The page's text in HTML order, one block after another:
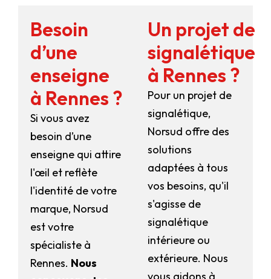
Besoin
d’une
enseigne
à Rennes ?
Si vous avez
besoin d’une
enseigne qui attire
l'œil et reflète
l'identité de votre
marque, Norsud
est votre
spécialiste à
Rennes. Nous
Un projet de
signalétique
à Rennes ?
Pour un projet de
signalétique,
Norsud offre des
solutions
adaptées à tous
vos besoins, qu'il
s'agisse de
signalétique
intérieure ou
extérieure. Nous